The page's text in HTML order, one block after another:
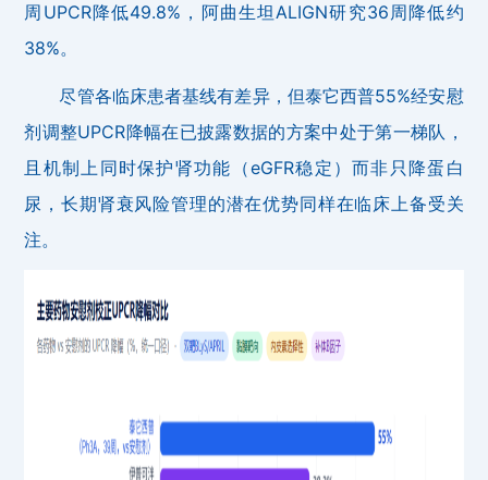
周UPCR降低49.8%，阿曲生坦ALIGN研究36周降低约
38%。
尽管各临床患者基线有差异，但泰它西普55%经安慰
剂调整UPCR降幅在已披露数据的方案中处于第一梯队，
且机制上同时保护肾功能（eGFR稳定）而非只降蛋白
尿，长期肾衰风险管理的潜在优势同样在临床上备受关
注。